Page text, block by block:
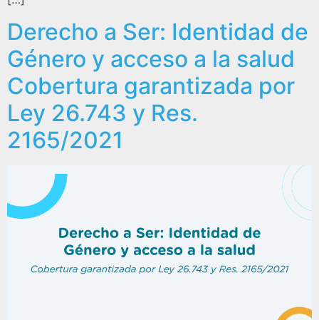
Derecho a Ser: Identidad de
Género y acceso a la salud
Cobertura garantizada por
Ley 26.743 y Res.
2165/2021